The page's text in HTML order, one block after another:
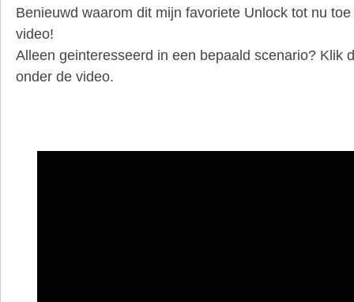
Benieuwd waarom dit mijn favoriete Unlock tot nu
video!
Alleen geinteresseerd in een bepaald scenario? Klik
onder de video.